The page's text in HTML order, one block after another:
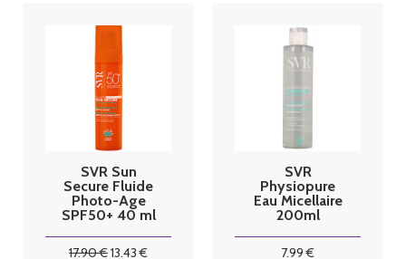
SVR Sun
Secure Fluide
Photo-Age
SPF50+ 40 ml
17.90€13.43 €
SVR
Physiopure
Eau Micellaire
200ml
7.99 €